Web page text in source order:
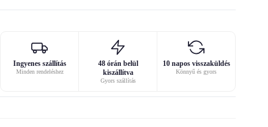
Ingyenes szállítás
Minden rendeléshez
48 órán belül
kiszállítva
Gyors szállítás
10 napos visszaküldés
Könnyű és gyors